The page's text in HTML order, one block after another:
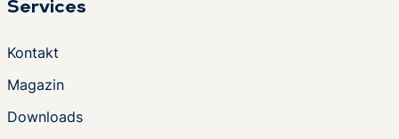
Services
Kontakt
Magazin
Downloads